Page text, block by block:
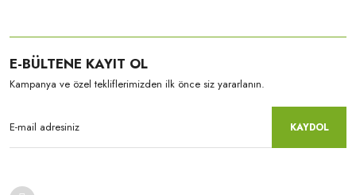
E-BÜLTENE KAYIT OL
Kampanya ve özel tekliflerimizden ilk önce siz yararlanın.
KAYDOL